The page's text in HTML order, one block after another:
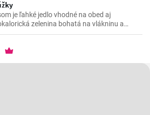
je ľahké jedlo vhodné na obed aj
zelenina bohatá na vlákninu a
kvalitný zdroj bielkovín.Lahká príprava a
určite očarí.